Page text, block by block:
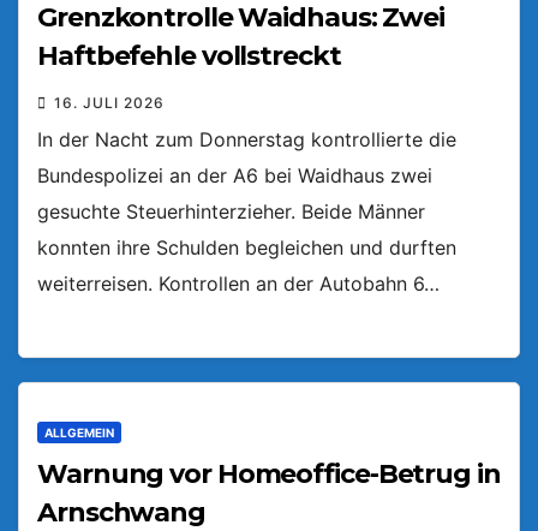
Grenzkontrolle Waidhaus: Zwei
Haftbefehle vollstreckt
16. JULI 2026
In der Nacht zum Donnerstag kontrollierte die
Bundespolizei an der A6 bei Waidhaus zwei
gesuchte Steuerhinterzieher. Beide Männer
konnten ihre Schulden begleichen und durften
weiterreisen. Kontrollen an der Autobahn 6…
ALLGEMEIN
Warnung vor Homeoffice-Betrug in
Arnschwang